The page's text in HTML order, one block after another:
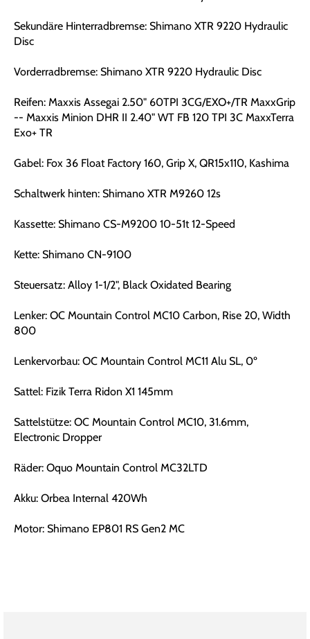
Sekundäre Hinterradbremse: Shimano XTR 9220 Hydraulic
Disc
Vorderradbremse: Shimano XTR 9220 Hydraulic Disc
Reifen: Maxxis Assegai 2.50" 60TPI 3CG/EXO+/TR MaxxGrip
-- Maxxis Minion DHR II 2.40" WT FB 120 TPI 3C MaxxTerra
Exo+ TR
Gabel: Fox 36 Float Factory 160, Grip X, QR15x110, Kashima
Schaltwerk hinten: Shimano XTR M9260 12s
Kassette: Shimano CS-M9200 10-51t 12-Speed
Kette: Shimano CN-9100
Steuersatz: Alloy 1-1/2", Black Oxidated Bearing
Lenker: OC Mountain Control MC10 Carbon, Rise 20, Width
800
Lenkervorbau: OC Mountain Control MC11 Alu SL, 0º
Sattel: Fizik Terra Ridon X1 145mm
Sattelstütze: OC Mountain Control MC10, 31.6mm,
Electronic Dropper
Räder: Oquo Mountain Control MC32LTD
Akku: Orbea Internal 420Wh
Motor: Shimano EP801 RS Gen2 MC